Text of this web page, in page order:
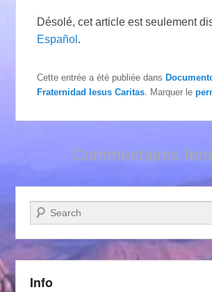
Désolé, cet article est seulement
Español .
Cette entrée a été publiée dans
Fraternidad Iesus Caritas . Marquer le
Commentaires
Recherche
Info